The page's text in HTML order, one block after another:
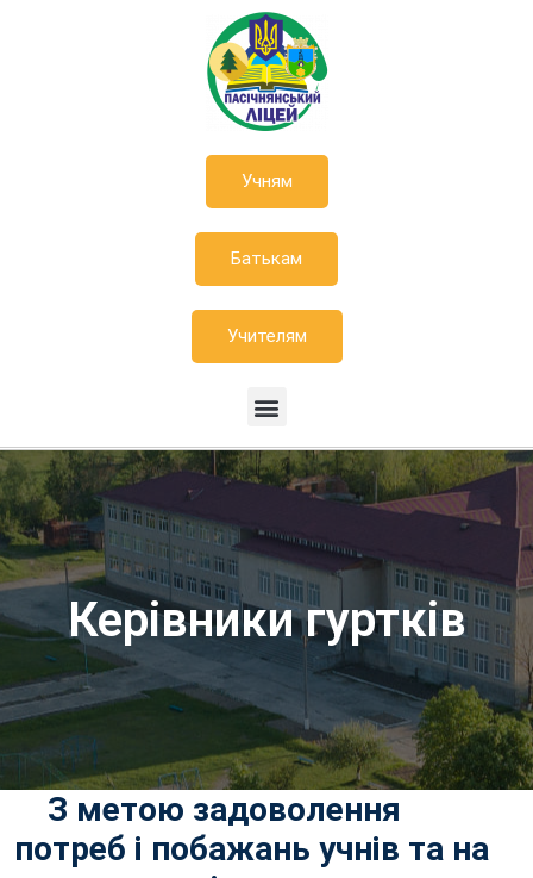
Учням
Батькам
Учителям
Керівники гуртків
З метою задоволення
потреб і побажань учнів та на